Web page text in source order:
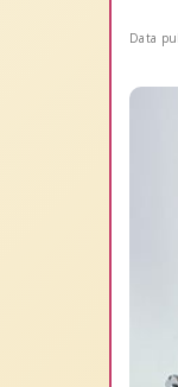
Data